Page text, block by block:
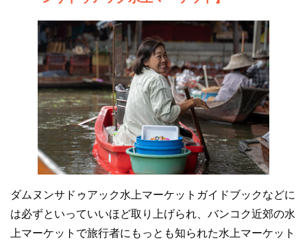
ダムヌンサドゥアック水上マーケットガイドブックなどに
は必ずといっていいほど取り上げられ、バンコク近郊の水
上マーケットで旅行者にもっとも知られた水上マーケット